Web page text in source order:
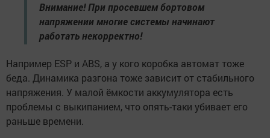
Внимание! При просевшем бортовом
напряжении многие системы начинают
работать некорректно!
Например ESP и ABS, а у кого коробка автомат тоже
беда. Динамика разгона тоже зависит от стабильного
напряжения. У малой ёмкости аккумулятора есть
проблемы с выкипанием, что опять-таки убивает его
раньше времени.